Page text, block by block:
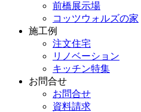
前橋展示場
コッツウォルズの家
施工例
注文住宅
リノベーション
キッチン特集
お問合せ
お問合せ
資料請求